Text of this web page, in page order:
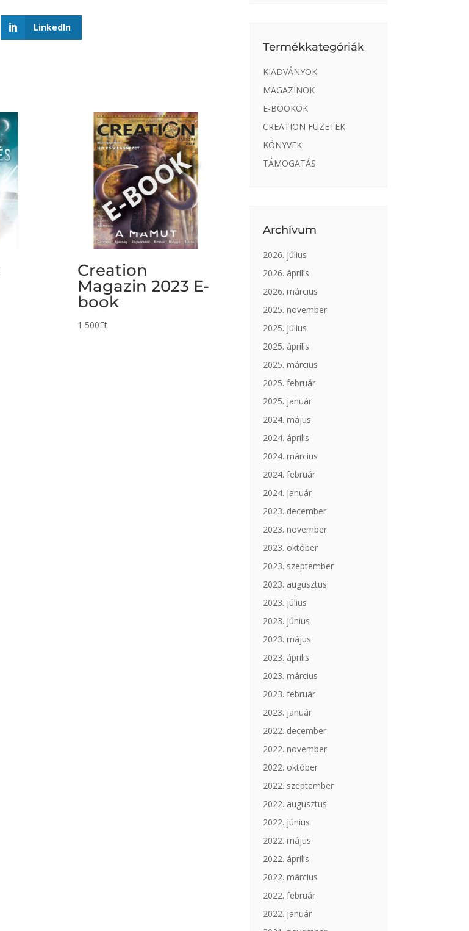
LinkedIn
Creation
Magazin 2023 E-
book
1 500Ft
Termékkategóriák
KIADVÁNYOK
MAGAZINOK
E-BOOKOK
CREATION FÜZETEK
KÖNYVEK
TÁMOGATÁS
Archívum
2026. július
2026. április
2026. március
2025. november
2025. július
2025. április
2025. március
2025. február
2025. január
2024. május
2024. április
2024. március
2024. február
2024. január
2023. december
2023. november
2023. október
2023. szeptember
2023. augusztus
2023. július
2023. június
2023. május
2023. április
2023. március
2023. február
2023. január
2022. december
2022. november
2022. október
2022. szeptember
2022. augusztus
2022. június
2022. május
2022. április
2022. március
2022. február
2022. január